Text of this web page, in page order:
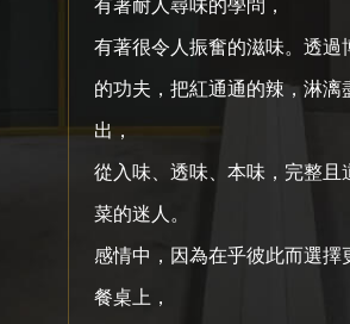
有著很令人振奮的滋味。透過
的功夫，把紅通通的辣，淋漓
出，
從入味、透味、本味，完整且
菜的迷人。
感情中，因為在乎彼此而選擇
餐桌上，